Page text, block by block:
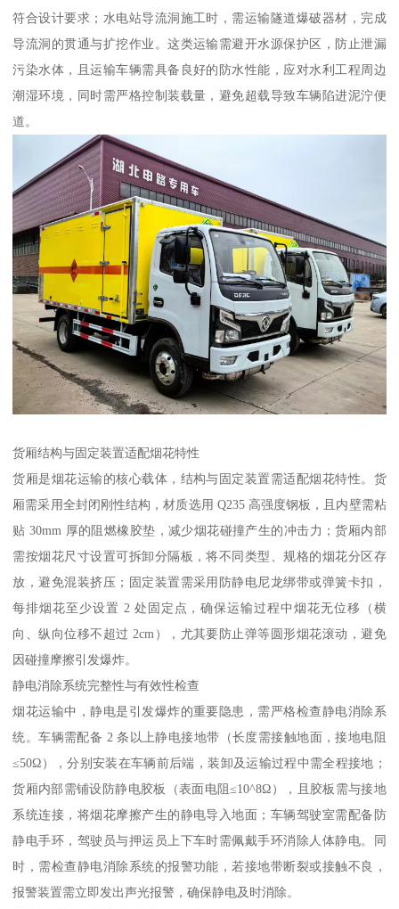
符合设计要求；水电站导流洞施工时，需运输隧道爆破器材，完成
导流洞的贯通与扩挖作业。这类运输需避开水源保护区，防止泄漏
污染水体，且运输车辆需具备良好的防水性能，应对水利工程周边
潮湿环境，同时需严格控制装载量，避免超载导致车辆陷进泥泞便
道。​
货厢结构与固定装置适配烟花特性​
货厢是烟花运输的核心载体，结构与固定装置需适配烟花特性。货
厢需采用全封闭刚性结构，材质选用 Q235 高强度钢板，且内壁需粘
贴 30mm 厚的阻燃橡胶垫，减少烟花碰撞产生的冲击力；货厢内部
需按烟花尺寸设置可拆卸分隔板，将不同类型、规格的烟花分区存
放，避免混装挤压；固定装置需采用防静电尼龙绑带或弹簧卡扣，
每排烟花至少设置 2 处固定点，确保运输过程中烟花无位移（横
向、纵向位移不超过 2cm），尤其要防止弹等圆形烟花滚动，避免
因碰撞摩擦引发爆炸。​
静电消除系统完整性与有效性检查​
烟花运输中，静电是引发爆炸的重要隐患，需严格检查静电消除系
统。车辆需配备 2 条以上静电接地带（长度需接触地面，接地电阻
≤50Ω），分别安装在车辆前后端，装卸及运输过程中需全程接地；
货厢内部需铺设防静电胶板（表面电阻≤10^8Ω），且胶板需与接地
系统连接，将烟花摩擦产生的静电导入地面；车辆驾驶室需配备防
静电手环，驾驶员与押运员上下车时需佩戴手环消除人体静电。同
时，需检查静电消除系统的报警功能，若接地带断裂或接触不良，
报警装置需立即发出声光报警，确保静电及时消除。​